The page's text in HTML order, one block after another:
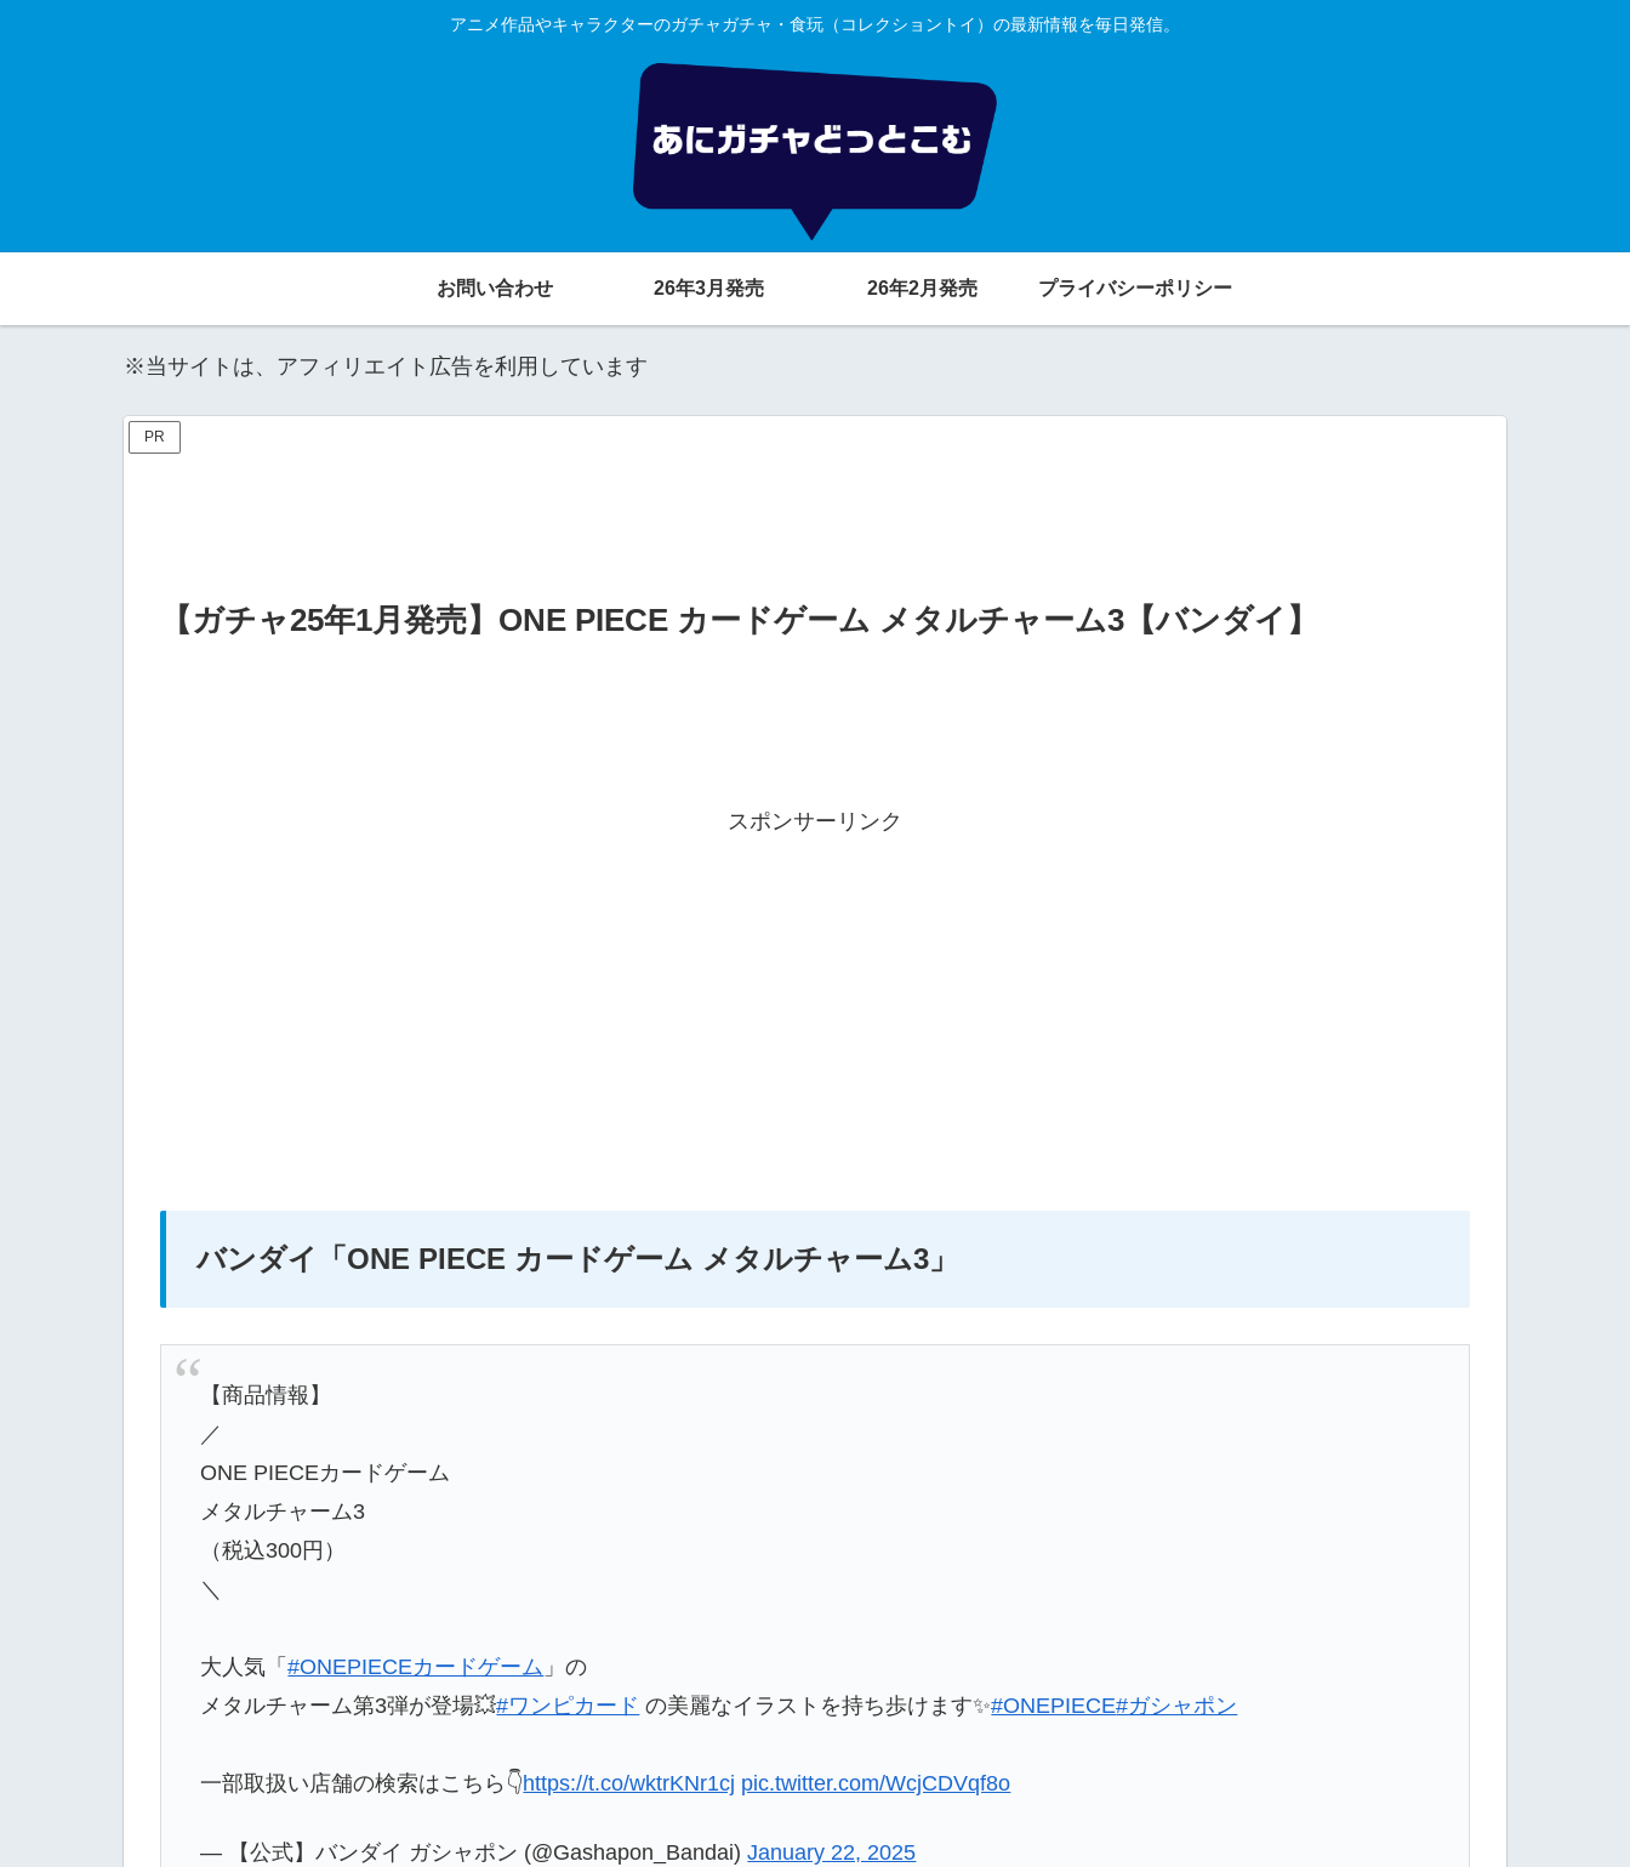
アニメ作品やキャラクターのガチャガチャ・食玩（コレクショントイ）の最新情報を毎日発信。
お問い合わせ 26年3月発売 26年2月発売 プライバシーポリシー
※当サイトは、アフィリエイト広告を利用しています
PR
【ガチャ25年1月発売】ONE PIECE カードゲーム メタルチャーム3【バンダイ】
スポンサーリンク
バンダイ「ONE PIECE カードゲーム メタルチャーム3」
【商品情報】
／
ONE PIECEカードゲーム
メタルチャーム3
（税込300円）
＼
大人気「#ONEPIECEカードゲーム 」の
メタルチャーム第3弾が登場💥#ワンピカード の美麗なイラストを持ち歩けます✨#ONEPIECE#ガシャポン
一部取扱い店舗の検索はこちら👇https://t.co/wktrKNr1cj pic.twitter.com/WcjCDVqf8o
— 【公式】バンダイ ガシャポン (@Gashapon_Bandai)January 22, 2025